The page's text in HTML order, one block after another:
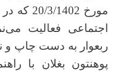
مورخ
اجتماعی فعالیت
ربعوار به دست چاپ و
پوهنتون بغلان با